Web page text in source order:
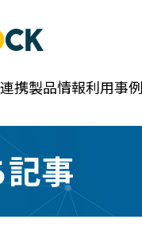
事
携製品情報利用事例